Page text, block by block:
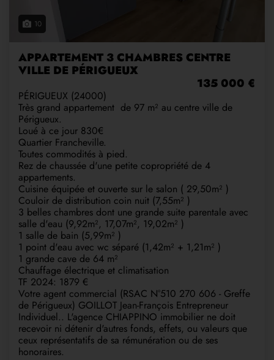
10
APPARTEMENT 3 CHAMBRES CENTRE
VILLE DE PÉRIGUEUX
135 000 €
PÉRIGUEUX (24000)
Très grand appartement de 97 m² au centre ville de
Périgueux.
Loué à ce jour 830€
Quartier Francheville.
Toutes commodités à pied.
Rez de chaussée d'une petite copropriété de 4
appartements.
Cuisine équipée et ouverte sur le salon ( 29,50m² )
Couloir de distribution coin nuit (7,55m² )
3 belles chambres dont une grande suite parentale avec
salle d'eau (9,92m², 17,07m², 19,02m² )
1 salle de bain (5,99m² )
1 point d'eau avec wc séparé (1,42m² + 1,21m² )
1 grande cave de 64 m²
Chauffage électrique et climatisation
TF 2024: 1879 €
Votre agent commercial (RSAC N°510 270 606 - Greffe
de Périgueux) GOILLOT Jean-François Entrepreneur
Individuel.. L'agence CHIAPPINO immobilier ne doit
recevoir ni détenir d'autres fonds, effets, ou valeurs que
ceux représentatifs de sa rémunération ou de ses
honoraires.